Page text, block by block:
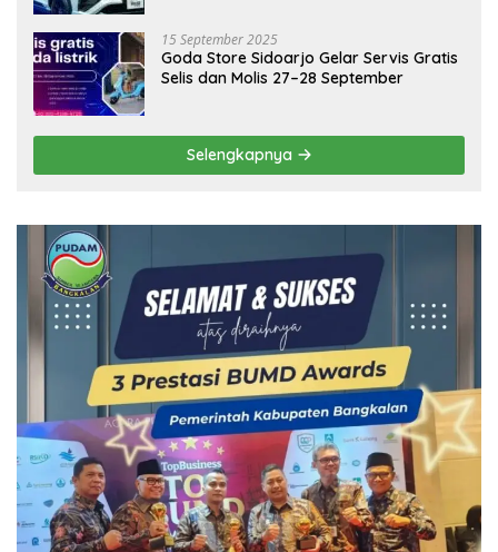
15 September 2025
Goda Store Sidoarjo Gelar Servis Gratis
Selis dan Molis 27–28 September
Selengkapnya